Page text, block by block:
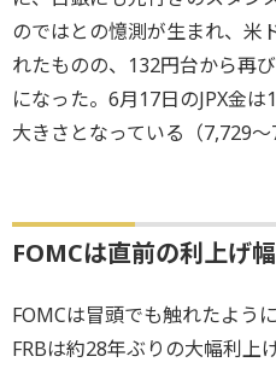
のではとの憶測が生まれ、米
れたものの、132円台から再
になった。6月17日のJPX金
大きさとなっている（7,729～
FOMCは直前の利上げ
FOMCは冒頭でも触れたよう
FRBは約28年ぶりの大幅利上